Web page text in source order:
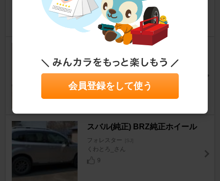
ふぉれほのさん
11
KURE / 呉工業 ラバープロテク
タント
フォレスター [SJ]
kiyoshiiiiさん
スバル(純正) BRZ純正ホイール
フォレスター [SJ]
くわとろ_さん
9
会員登録をして使う